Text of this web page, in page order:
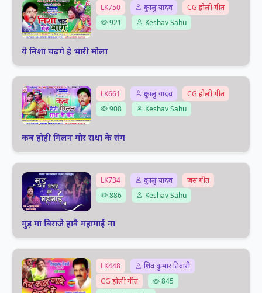
LK750 दुकालु यादव
CG होली गीत
921
Keshav Sahu
ये निशा चढ़गे हे भारी मोला
LK661 दुकालु यादव
CG होली गीत
908
Keshav Sahu
कब होही मिलन मोर राधा के संग
LK734 दुकालु यादव
जस गीत
886
Keshav Sahu
मुड़ मा बिराजे हावै महामाई ना
LK448
शिव कुमार तिवारी
CG होली गीत
845